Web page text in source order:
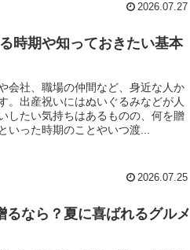
2026.07.27
時期や知っておきたい基本
会社、職場の仲間など、身近な人か
。出産祝いにはぬいぐるみなどが人
したい気持ちはあるものの、何を贈
いった時期のことやいつ渡...
2026.07.25
るなら？夏に喜ばれるグルメ